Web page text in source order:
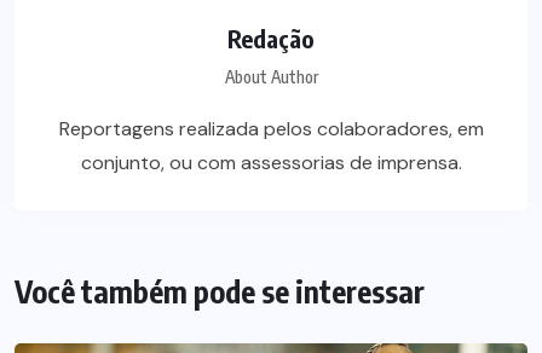
Redação
About Author
Reportagens realizada pelos colaboradores, em
conjunto, ou com assessorias de imprensa.
Você também pode se interessar